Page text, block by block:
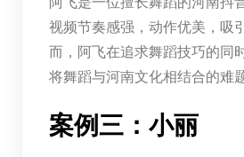
视频节奏感强，动作优美，吸
而，阿飞在追求舞蹈技巧的同
将舞蹈与河南文化相结合的难题
案例三：小丽